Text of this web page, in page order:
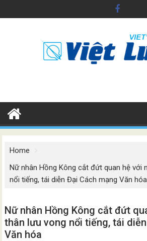
to
Home
Nữ nhân Hồng Kông cắt đứt quan hệ với
nổi tiếng, tái diễn Đại Cách mạng Văn hóa
Nữ nhân Hồng Kông cắt đứt
thân lưu vong nổi tiếng, tái
Văn hóa